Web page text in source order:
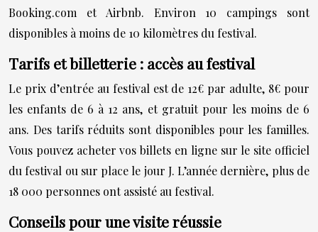
Booking.com et Airbnb. Environ 10 campings sont
disponibles à moins de 10 kilomètres du festival.
Tarifs et billetterie : accès au festival
Le prix d’entrée au festival est de 12€ par adulte, 8€ pour
les enfants de 6 à 12 ans, et gratuit pour les moins de 6
ans. Des tarifs réduits sont disponibles pour les familles.
Vous pouvez acheter vos billets en ligne sur le site officiel
du festival ou sur place le jour J. L’année dernière, plus de
18 000 personnes ont assisté au festival.
Conseils pour une visite réussie